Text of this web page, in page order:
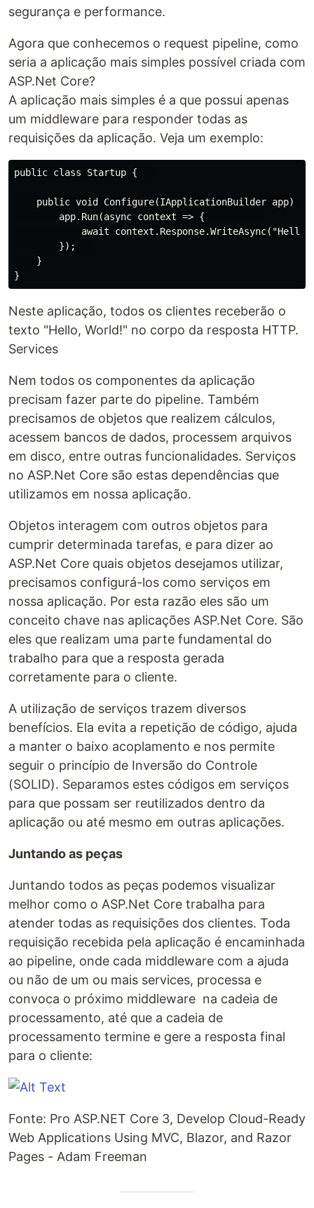
segurança e performance.
Agora que conhecemos o request pipeline, como
seria a aplicação mais simples possível criada com
ASP.Net Core?
A aplicação mais simples é a que possui apenas
um middleware para responder todas as
requisições da aplicação. Veja um exemplo:
public class Startup {
public void Configure(IApplicationBuilder
        app.Run(async context => {
await
        });
    }
Neste aplicação, todos os clientes receberão o
texto "Hello, World!" no corpo da resposta HTTP.
Services
Nem todos os componentes da aplicação
precisam fazer parte do pipeline. Também
precisamos de objetos que realizem cálculos,
acessem bancos de dados, processem arquivos
em disco, entre outras funcionalidades. Serviços
no ASP.Net Core são estas dependências que
utilizamos em nossa aplicação.
Objetos interagem com outros objetos para
cumprir determinada tarefas, e para dizer ao
ASP.Net Core quais objetos desejamos utilizar,
precisamos configurá-los como serviços em
nossa aplicação. Por esta razão eles são um
conceito chave nas aplicações ASP.Net Core. São
eles que realizam uma parte fundamental do
trabalho para que a resposta gerada
corretamente para o cliente.
A utilização de serviços trazem diversos
benefícios. Ela evita a repetição de código, ajuda
a manter o baixo acoplamento e nos permite
seguir o princípio de Inversão do Controle
(SOLID). Separamos estes códigos em serviços
para que possam ser reutilizados dentro da
aplicação ou até mesmo em outras aplicações.
Juntando as peças
Juntando todos as peças podemos visualizar
melhor como o ASP.Net Core trabalha para
atender todas as requisições dos clientes. Toda
requisição recebida pela aplicação é encaminhada
ao pipeline, onde cada middleware com a ajuda
ou não de um ou mais services, processa e
convoca o próximo middleware na cadeia de
processamento, até que a cadeia de
processamento termine e gere a resposta final
para o cliente:
Fonte: Pro ASP.NET Core 3, Develop Cloud-Ready
Web Applications Using MVC, Blazor, and Razor
Pages - Adam Freeman